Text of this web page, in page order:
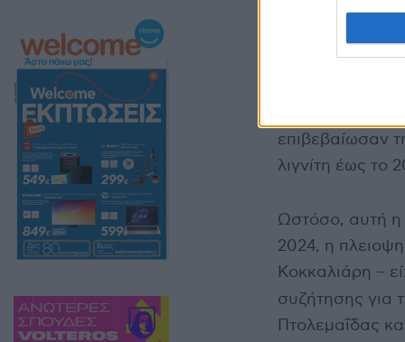
«Οι
της ΔΕΗ Α.Ε.
επιβεβαίωσαν
λιγνίτη έως το
Ωστόσο, αυτή η
2024, η
Κοκκαλιάρη –
συζήτησης για
Πτολεμαΐδας